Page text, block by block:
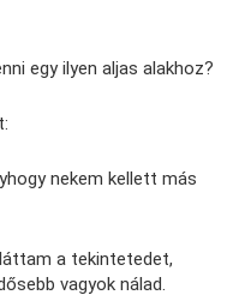
egy ilyen aljas alakhoz?
nekem kellett más
a tekintetedet,
vagyok nálad.